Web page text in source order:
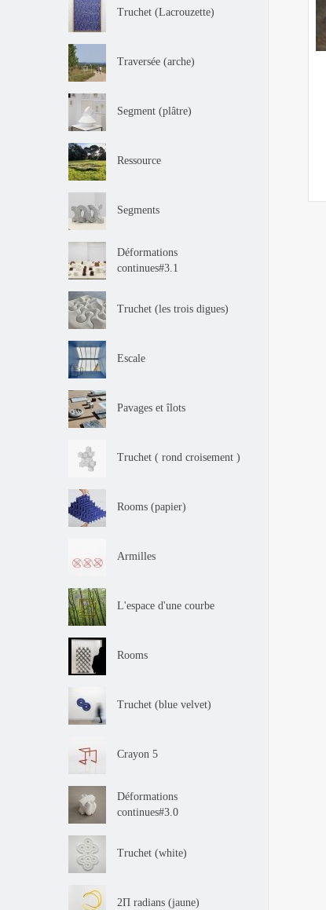
Truchet (Lacrouzette)
Traversée (arche)
Segment (plâtre)
Ressource
Segments
Déformations
continues#3.1
Truchet (les trois digues)
Escale
Pavages et îlots
Truchet ( rond croisement )
Rooms (papier)
Armilles
L'espace d'une courbe
Rooms
Truchet (blue velvet)
Crayon 5
Déformations
continues#3.0
Truchet (white)
2Π radians (jaune)